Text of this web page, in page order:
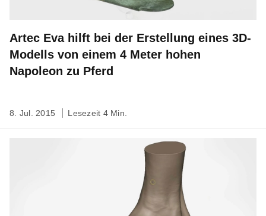
Artec Eva hilft bei der Erstellung eines 3D-
Modells von einem 4 Meter hohen
Napoleon zu Pferd
8. Jul. 2015 Lesezeit 4 Min.